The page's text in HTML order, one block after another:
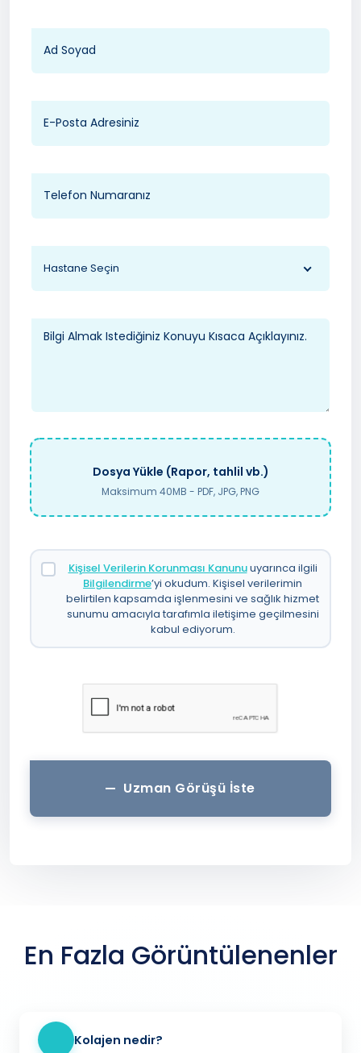
Hastane Seçin
Dosya Yükle (Rapor, tahlil vb.)
Maksimum 40MB - PDF, JPG, PNG
Kişisel Verilerin Korunması Kanunuuyarınca ilgili
Bilgilendirme’yi okudum. Kişisel verilerimin
belirtilen kapsamda işlenmesini ve sağlık hizmet
sunumu amacıyla tarafımla iletişime geçilmesini
kabul ediyorum.
Uzman Görüşü İste
En Fazla Görüntülenenler
Kolajen nedir?